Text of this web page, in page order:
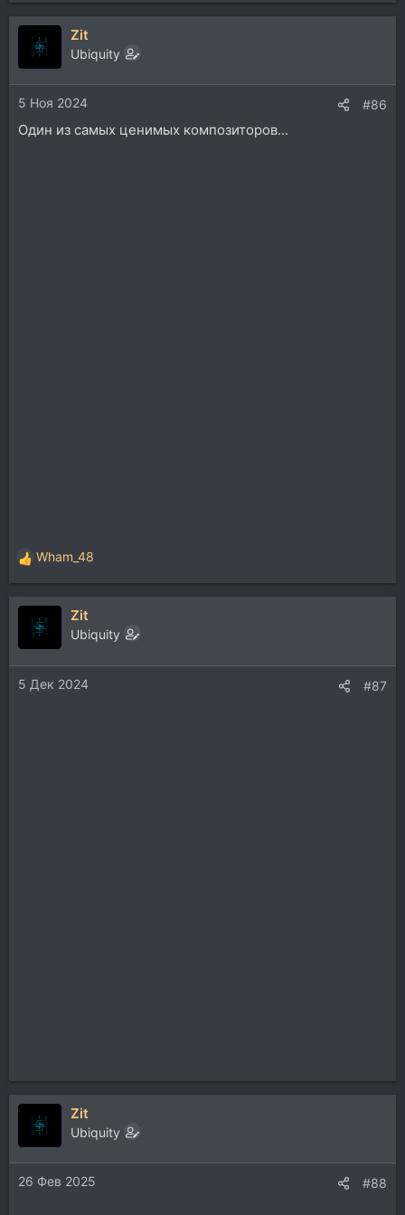
Zit
Ubiquity
5 Ноя 2024 #86
Один из самых ценимых композиторов...
Р
е
а
и
и
:
Wham_48
Zit
Ubiquity
5 Дек 2024 #87
Zit
Ubiquity
26 Фев 2025 #88